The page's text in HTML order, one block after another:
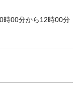
時00分から12時00分